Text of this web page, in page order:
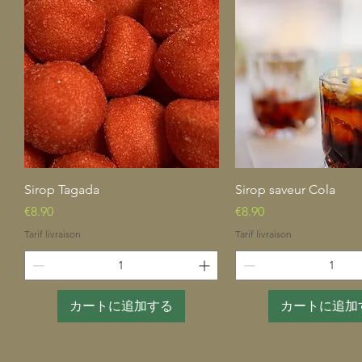
クイックビュー
Sirop Tagada
価格
€8.90
Tarif livraison
カートに追加する
クイックビ
Sirop saveur Cola
価格
€8.90
Tarif livraison
カートに追加